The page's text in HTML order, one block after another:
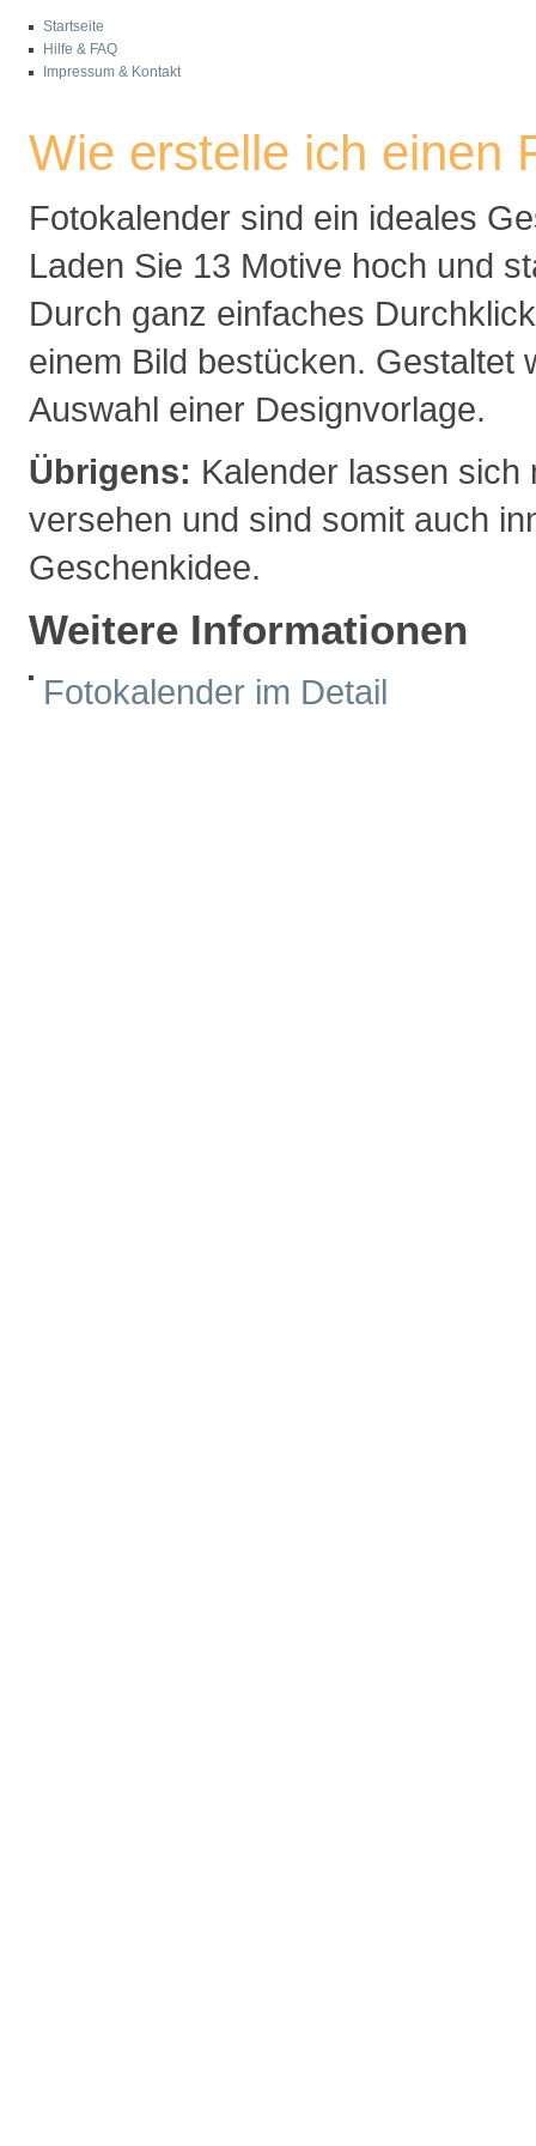
Startseite
Hilfe & FAQ
Impressum & Kontakt
Wie erstelle ich einen
Fotokalender sind ein ideales
Laden Sie 13 Motive hoch und
Durch ganz einfaches
einem Bild bestücken. Gestaltet
Auswahl einer Designvorlage.
Übrigens: Kalender lassen sich
versehen und sind somit auch
Geschenkidee.
Weitere Informationen
Fotokalender im Detail